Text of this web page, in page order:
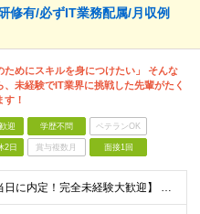
修有/必ずIT業務配属/月収例
ためにスキルを身につけたい」 そんな
、未経験でIT業界に挑戦した先輩がたく
す！
迎 学歴不問 ベテランOK
2日 賞与複数月 面接1回
【最短で面接当日に内定！完全未経験大歓迎】 ・業種／職種未経験歓迎 ・社会人デビュー、第二新卒、既卒者大歓迎 ・学歴不問（文系、理系不問） ・20代～30代、男女問わず活躍中 ・服装、髪色自由 ・明確